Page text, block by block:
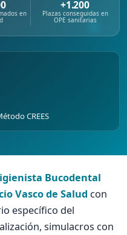
en
+1.200
Plazas conseguidas en
OPE sanitarias
CREES
Bucodental
Vasco de Salud con
específico del
simulacros con